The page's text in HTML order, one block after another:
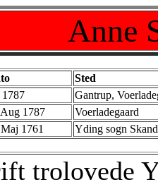
Anne
Sted
1787
Gantrup,
1787
Voerladegaard
1761 Yding sogn
trolovede